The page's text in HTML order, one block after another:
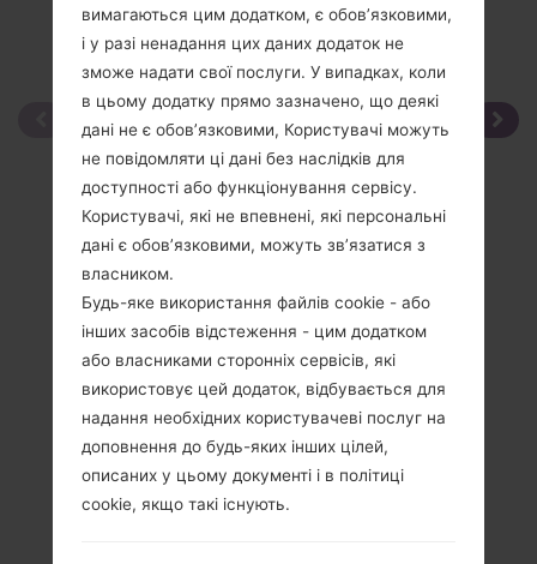
вимагаються цим додатком, є обов’язковими,
і у разі ненадання цих даних додаток не
зможе надати свої послуги. У випадках, коли
в цьому додатку прямо зазначено, що деякі
дані не є обов’язковими, Користувачі можуть
не повідомляти ці дані без наслідків для
доступності або функціонування сервісу.
Користувачі, які не впевнені, які персональні
дані є обов’язковими, можуть зв’язатися з
власником.
Будь-яке використання файлів cookie - або
інших засобів відстеження - цим додатком
або власниками сторонніх сервісів, які
використовує цей додаток, відбувається для
надання необхідних користувачеві послуг на
доповнення до будь-яких інших цілей,
описаних у цьому документі і в політиці
cookie, якщо такі існують.